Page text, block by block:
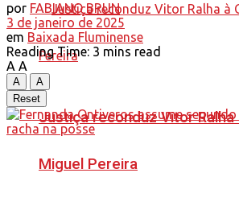
Justiça reconduz Vitor Ralha
Miguel Pereira
por FABIANO BRUN
3 de janeiro de 2025
em Baixada Fluminense
Reading Time: 3 mins read
A A
A
A
Reset